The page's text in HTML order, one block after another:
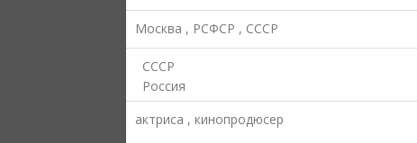
Москва , РСФСР , СССР
СССР
Россия
актриса , кинопродюсер